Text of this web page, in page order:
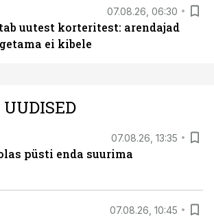
07.08.26, 06:30
uutest korteritest: arendajad
ei kibele
07.08.26, 13:35
püsti enda suurima
07.08.26, 10:45